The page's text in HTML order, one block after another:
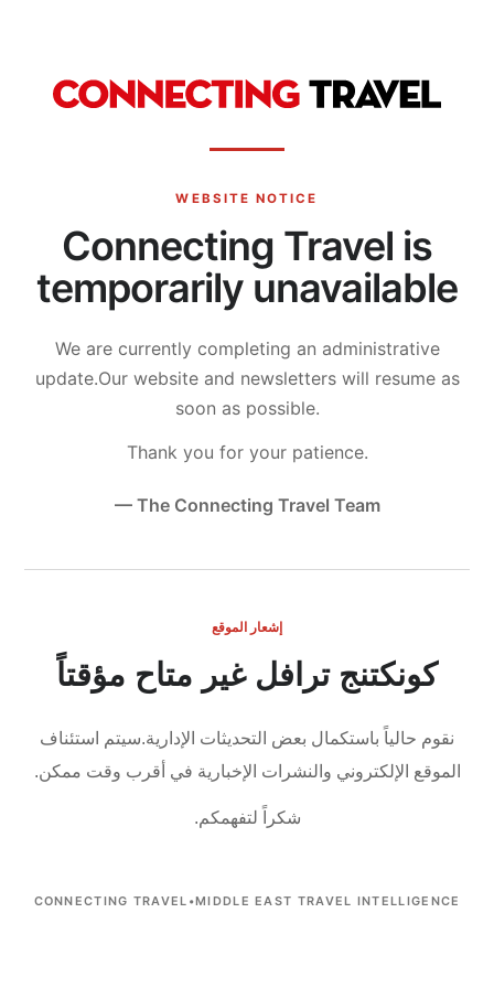
WEBSITE NOTICE
Connecting Travel is
temporarily unavailable
We are currently completing an administrative
update.Our website and newsletters will resume as
soon as possible.
Thank you for your patience.
— The Connecting Travel Team
إشعار الموقع
كونكتنج ترافل غير متاح مؤقتاً
نقوم حالياً باستكمال بعض التحديثات الإدارية.سيتم استئناف
الموقع الإلكتروني والنشرات الإخبارية في أقرب وقت ممكن.
شكراً لتفهمكم.
CONNECTING TRAVEL •MIDDLE EAST TRAVEL INTELLIGENCE